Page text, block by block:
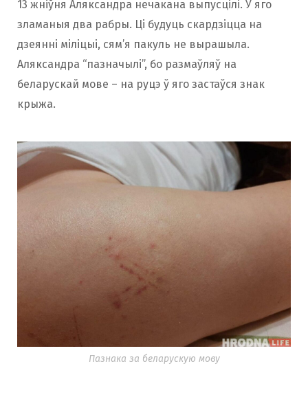
13 жніўня Аляксандра нечакана выпусцілі. У яго
зламаныя два рабры. Ці будуць скардзіцца на
дзеянні міліцыі, сям’я пакуль не вырашыла.
Аляксандра “пазначылі”, бо размаўляў на
беларускай мове – на руцэ ў яго застаўся знак
крыжа.
Пазнака за беларускую мову